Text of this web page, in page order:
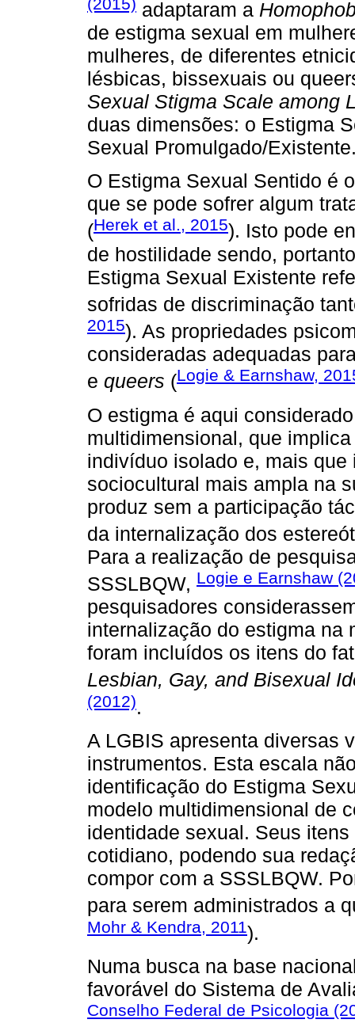
adaptaram a
de estigma sexual em
mulheres, de diferentes
lésbicas, bissexuais ou
Sexual Stigma Scale among
duas dimensões: o Estigma
Sexual Promulgado/
O Estigma Sexual Sentido é
que se pode sofrer algum
(Herek et al., 2015). Isto pode
de hostilidade sendo,
Estigma Sexual Existente
sofridas de discriminação
2015). As propriedades
consideradas adequadas
e queers (Logie & Earnshaw,
O estigma é aqui
multidimensional, que
indivíduo isolado e, mais
sociocultural mais ampla na
produz sem a participação
da internalização dos
Para a realização de
SSSLBQW, Logie e Earnshaw
pesquisadores
internalização do estigma na
foram incluídos os itens do
Lesbian, Gay, and Bisexual
(2012).
A LGBIS apresenta diversas
instrumentos. Esta escala
identificação do Estigma
modelo multidimensional de
identidade sexual. Seus
cotidiano, podendo sua
compor com a SSSLBQW.
para serem administrados a
Mohr & Kendra, 2011).
Numa busca na base
favorável do Sistema de
Conselho Federal de Psicologia